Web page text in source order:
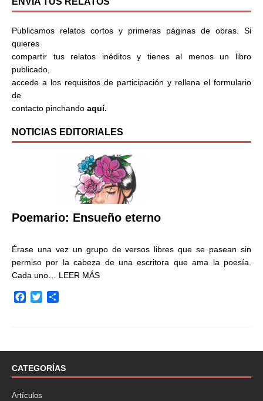
Publicamos relatos cortos y primeras páginas de obras. Si
quieres
compartir tus relatos inéditos y tienes al menos un libro
publicado,
accede a los requisitos de participación y rellena el formulario
de
contacto pinchando aquí.
NOTICIAS EDITORIALES
Poemario: Ensueño eterno
Érase una vez un grupo de versos libres que se pasean sin
permiso por la cabeza de una escritora que ama la poesía.
Cada uno… LEER MÁS
o
k
r
t
i
CATEGORÍAS
Artículos